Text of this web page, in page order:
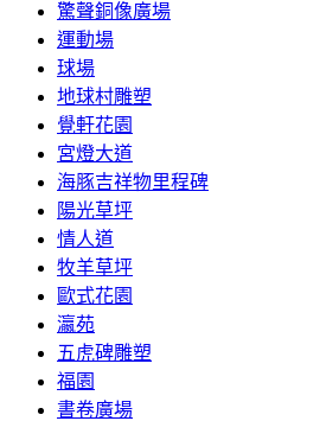
驚聲銅像廣場
運動場
球場
地球村雕塑
覺軒花園
宮燈大道
海豚吉祥物里程碑
陽光草坪
情人道
牧羊草坪
歐式花園
瀛苑
五虎碑雕塑
福園
書卷廣場